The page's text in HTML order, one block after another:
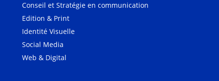
Conseil et Stratégie en communication
Edition & Print
Identité Visuelle
Social Media
Web & Digital